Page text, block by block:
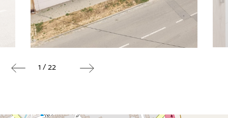
1 / 22